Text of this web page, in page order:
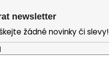
newsletter
žádné novinky či slevy!